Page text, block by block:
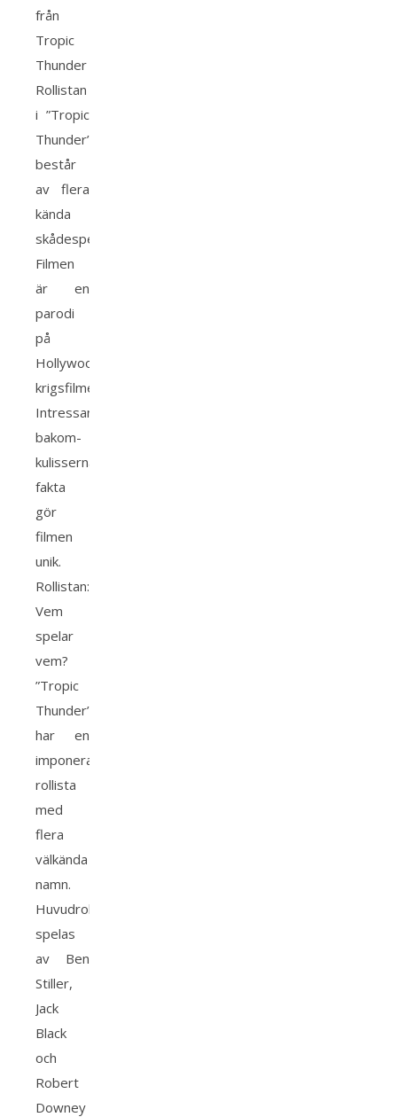
från
Tropic
Thunder
Rollistan
i ”Tropic
Thunder”
består
av flera
kända
skådespelare.
Filmen
är en
parodi
på
Hollywoods
krigsfilmer.
Intressanta
bakom-
kulisserna-
fakta
gör
filmen
unik.
Rollistan:
Vem
spelar
vem?
”Tropic
Thunder”
har en
imponerande
rollista
med
flera
välkända
namn.
Huvudrollerna
spelas
av Ben
Stiller,
Jack
Black
och
Robert
Downey